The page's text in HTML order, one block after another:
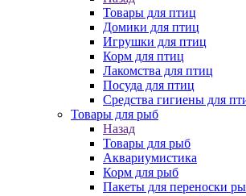
Товары для птиц
Домики для птиц
Игрушки для птиц
Корм для птиц
Лакомства для птиц
Посуда для птиц
Средства гигиены для
Товары для рыб
Назад
Товары для рыб
Аквариумистика
Корм для рыб
Пакеты для переноски